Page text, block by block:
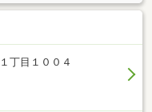
して感動をお届け致しま
丁目１００４